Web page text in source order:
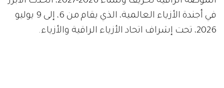
في أجندة الأزياء العالمية، الذي يقام من 6، إلى 9 يوليو
2026، تحت إشراف اتحاد الأزياء الراقية والأزياء.